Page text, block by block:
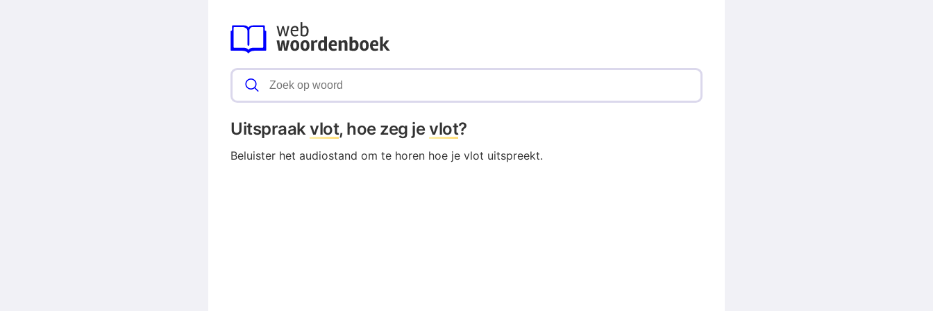
Uitspraakvlot, hoe zeg jevlot?
Beluister het audiostand om te horen hoe je vlot uitspreekt.